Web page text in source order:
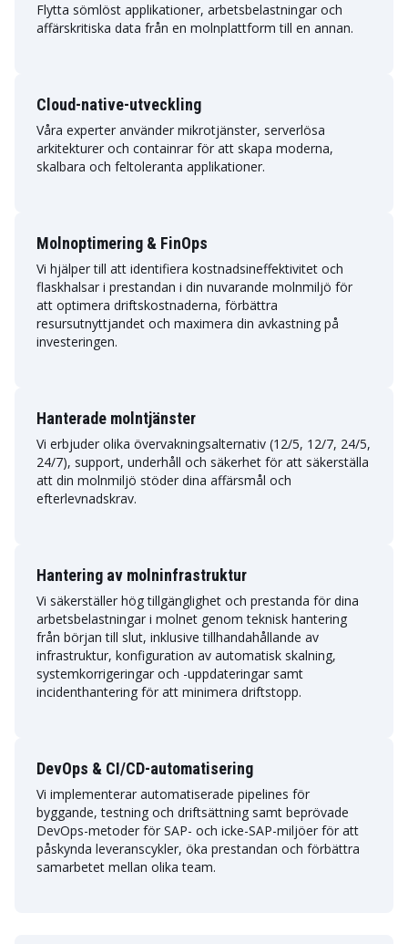
Flytta sömlöst applikationer, arbetsbelastningar och
affärskritiska data från en molnplattform till en annan.
Cloud-native-utveckling
Våra experter använder mikrotjänster, serverlösa
arkitekturer och containrar för att skapa moderna,
skalbara och feltoleranta applikationer.
Molnoptimering & FinOps
Vi hjälper till att identifiera kostnadsineffektivitet och
flaskhalsar i prestandan i din nuvarande molnmiljö för
att optimera driftskostnaderna, förbättra
resursutnyttjandet och maximera din avkastning på
investeringen.
Hanterade molntjänster
Vi erbjuder olika övervakningsalternativ (12/5, 12/7, 24/5,
24/7), support, underhåll och säkerhet för att säkerställa
att din molnmiljö stöder dina affärsmål och
efterlevnadskrav.
Hantering av molninfrastruktur
Vi säkerställer hög tillgänglighet och prestanda för dina
arbetsbelastningar i molnet genom teknisk hantering
från början till slut, inklusive tillhandahållande av
infrastruktur, konfiguration av automatisk skalning,
systemkorrigeringar och -uppdateringar samt
incidenthantering för att minimera driftstopp.
DevOps & CI/CD-automatisering
Vi implementerar automatiserade pipelines för
byggande, testning och driftsättning samt beprövade
DevOps-metoder för SAP- och icke-SAP-miljöer för att
påskynda leveranscykler, öka prestandan och förbättra
samarbetet mellan olika team.